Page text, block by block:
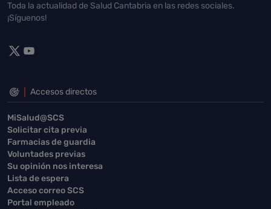
Toda la actualidad de Salud Cantabria en las redes sociales.
¡Síguenos!
Accesos directos
MiSalud@SCS
Solicitar cita previa
Farmacias de guardia
Voluntades previas
Su opinión nos interesa
Lista de espera
Acceso correo SCS
Portal empleado